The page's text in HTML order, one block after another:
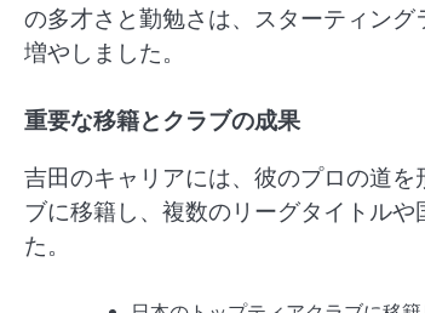
の多才さと勤勉さは、スターティン
増やしました。
重要な移籍とクラブの成果
吉田のキャリアには、彼のプロの道
ブに移籍し、複数のリーグタイトル
た。